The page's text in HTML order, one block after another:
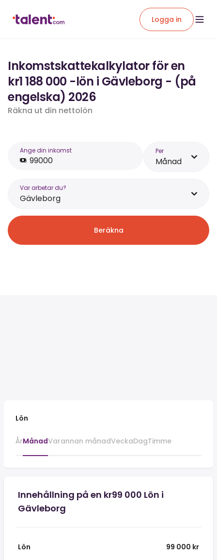
Logga in
Inkomstskattekalkylator för en
kr1 188 000 -lön i Gävleborg - (på
engelska) 2026
Räkna ut din nettolön
Ange din inkomst Per
Månad
Var arbetar du?
Gävleborg
Beräkna
Lön
ÅrMånadVarannan månadVeckaDagTimme
Innehållning på en kr99 000 Lön i
Gävleborg
Lön
99 000 kr